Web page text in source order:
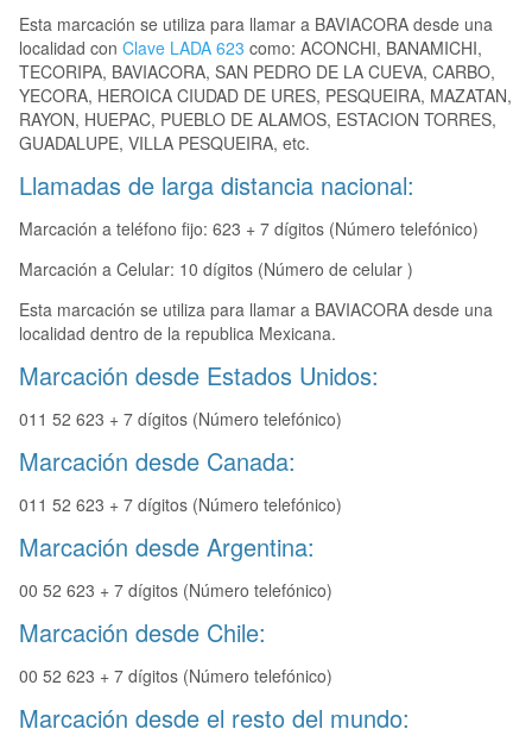
Esta marcación se utiliza para llamar a BAVIACORA desde una
localidad con Clave LADA 623 como: ACONCHI, BANAMICHI,
TECORIPA, BAVIACORA, SAN PEDRO DE LA CUEVA, CARBO,
YECORA, HEROICA CIUDAD DE URES, PESQUEIRA, MAZATAN,
RAYON, HUEPAC, PUEBLO DE ALAMOS, ESTACION TORRES,
GUADALUPE, VILLA PESQUEIRA, etc.
Llamadas de larga distancia nacional:
Marcación a teléfono fijo: 623 + 7 dígitos (Número telefónico)
Marcación a Celular: 10 dígitos (Número de celular )
Esta marcación se utiliza para llamar a BAVIACORA desde una
localidad dentro de la republica Mexicana.
Marcación desde Estados Unidos:
011 52 623 + 7 dígitos (Número telefónico)
Marcación desde Canada:
011 52 623 + 7 dígitos (Número telefónico)
Marcación desde Argentina:
00 52 623 + 7 dígitos (Número telefónico)
Marcación desde Chile:
00 52 623 + 7 dígitos (Número telefónico)
Marcación desde el resto del mundo: